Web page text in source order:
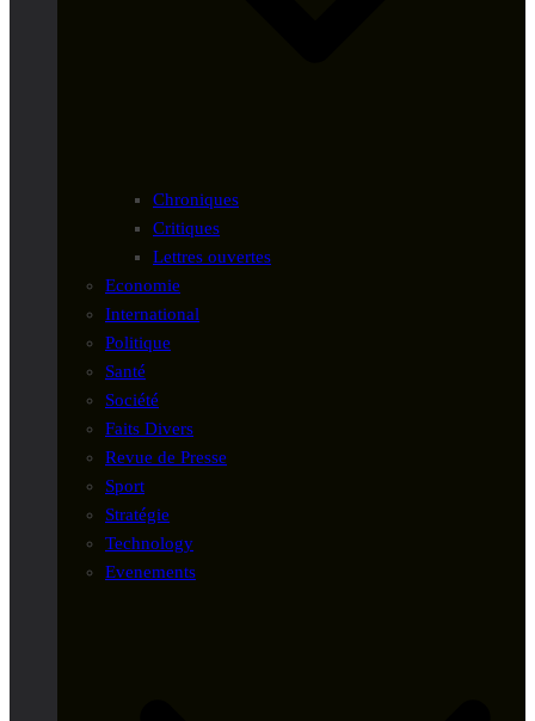
Chroniques
Critiques
Lettres ouvertes
Economie
International
Politique
Santé
Société
Faits Divers
Revue de Presse
Sport
Stratégie
Technology
Evenements